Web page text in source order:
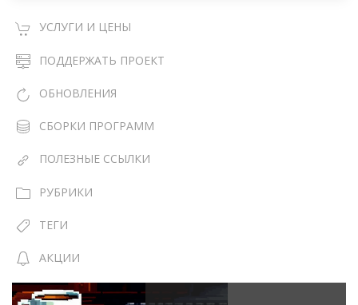
УСЛУГИ И ЦЕНЫ
ПОДДЕРЖАТЬ ПРОЕКТ
ОБНОВЛЕНИЯ
СБОРКИ ПРОГРАММ
ПОЛЕЗНЫЕ ССЫЛКИ
РУБРИКИ
ТЕГИ
АКЦИИ